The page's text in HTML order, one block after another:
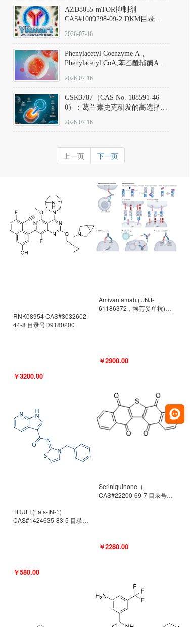
AZD8055 mTOR抑制剂
CAS#1009298-09-2 DKM目录号
激酶抑制剂的深度剖析
2026-07-16
Phenylacetyl Coenzyme A，
Phenylacetyl CoA;苯乙酰辅酶A
2026-07-16
GSK3787（CAS No. 188591-46-
0）：葛兰素史克研发的高选择
抗剂，被广泛视为研究PPARδ核
靶点药理机制的金标准化学探
针。
2026-07-16
上一页 下一页
RNK08954 CAS#3032602-
44-8 目录号D9180200
￥3200.00
TRULI (Lats-IN-1)
CAS#1424635-83-5 目录号
￥580.00
Amivantamab ( JNJ-
61186372，埃万妥单抗)
￥2900.00
Seriniquinone（
CAS#22200-69-7 目录号
￥2280.00